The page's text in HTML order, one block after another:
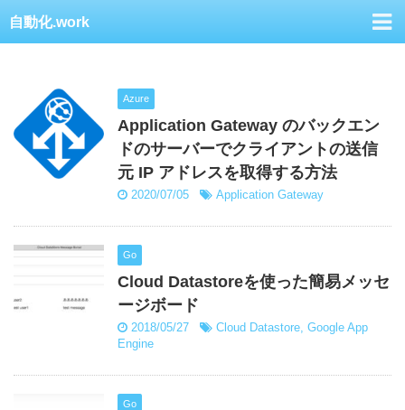
自動化.work
Azure
Application Gateway のバックエン
ドのサーバーでクライアントの送信
元 IP アドレスを取得する方法
2020/07/05 Application Gateway
Go
Cloud Datastoreを使った簡易メッセ
ージボード
2018/05/27 Cloud Datastore, Google App
Engine
Go